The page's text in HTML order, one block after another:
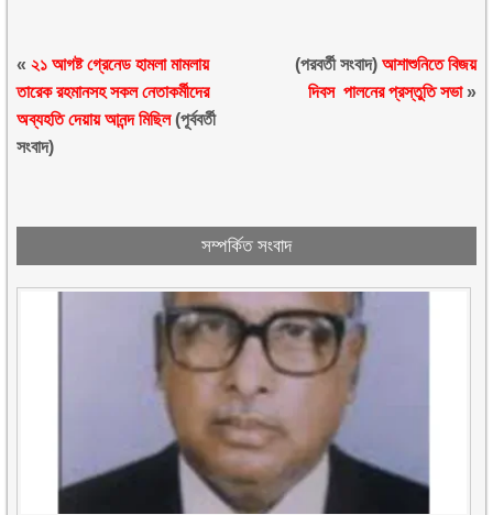
«২১ আগষ্ট গ্রেনেড হামলা মামলায়
তারেক রহমানসহ সকল নেতাকর্মীদের
অব্যহতি দেয়ায় আনন্দ মিছিল(পূর্ববর্তী
সংবাদ)
(পরবর্তী সংবাদ) আশাশুনিতে বিজয়
দিবস পালনের প্রস্তুতি সভা»
সম্পর্কিত সংবাদ